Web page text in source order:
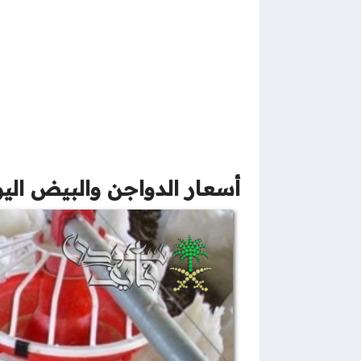
أسعار الدواجن والبيض